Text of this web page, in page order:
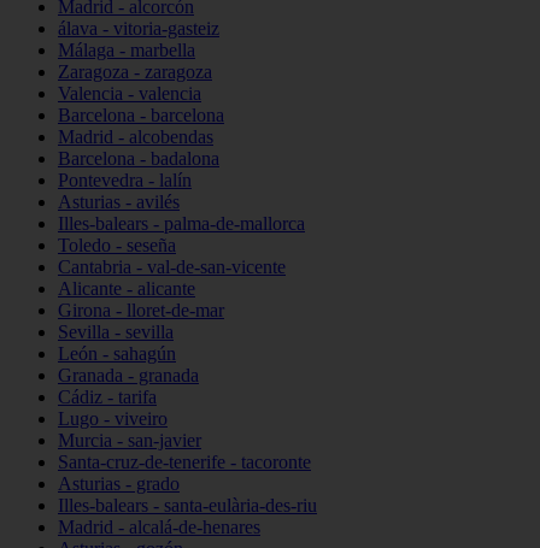
Madrid - alcorcón
álava - vitoria-gasteiz
Málaga - marbella
Zaragoza - zaragoza
Valencia - valencia
Barcelona - barcelona
Madrid - alcobendas
Barcelona - badalona
Pontevedra - lalín
Asturias - avilés
Illes-balears - palma-de-mallorca
Toledo - seseña
Cantabria - val-de-san-vicente
Alicante - alicante
Girona - lloret-de-mar
Sevilla - sevilla
León - sahagún
Granada - granada
Cádiz - tarifa
Lugo - viveiro
Murcia - san-javier
Santa-cruz-de-tenerife - tacoronte
Asturias - grado
Illes-balears - santa-eulària-des-riu
Madrid - alcalá-de-henares